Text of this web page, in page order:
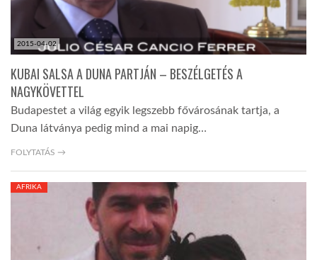
2015-04-02
KUBAI SALSA A DUNA PARTJÁN – BESZÉLGETÉS A
NAGYKÖVETTEL
Budapestet a világ egyik legszebb fővárosának tartja, a
Duna látványa pedig mind a mai napig…
FOLYTATÁS →
AFRIKA